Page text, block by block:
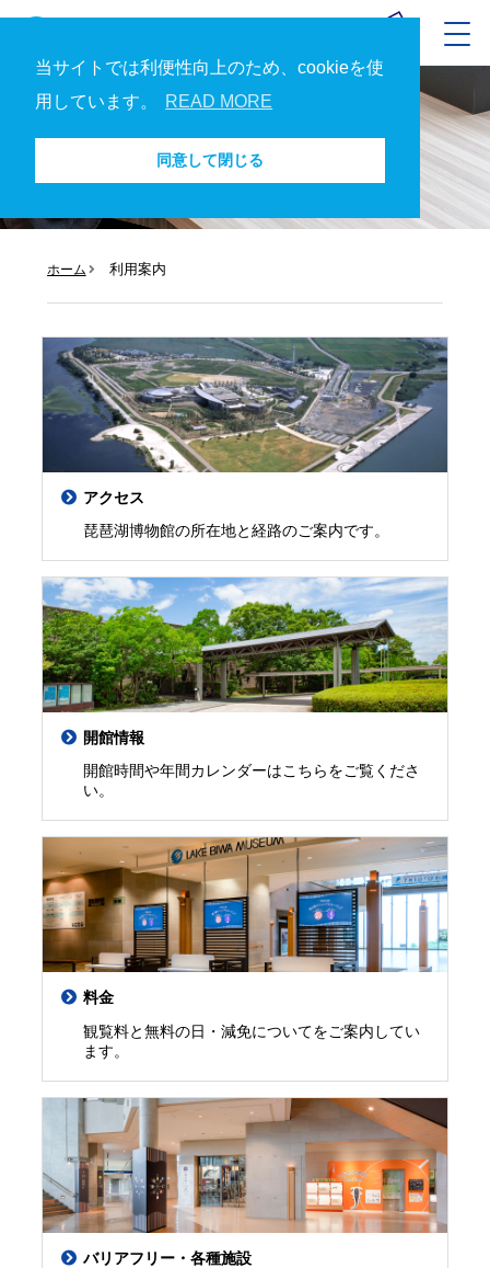
当サイトでは利便性向上のため、cookieを使
用しています。
READ MORE
同意して閉じる
利用案内
ホーム 利用案内
アクセス
琵琶湖博物館の所在地と経路のご案内です。
開館情報
開館時間や年間カレンダーはこちらをご覧くださ
い。
料金
観覧料と無料の日・減免についてをご案内してい
ます。
バリアフリー・各種施設